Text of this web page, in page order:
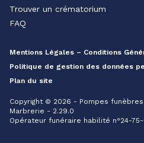
Trouver un crématorium
FAQ
Mentions Légales – Conditions
Politique de gestion des données
Plan du site
Copyright © 2026 - Pompes
Marbrerie - 2.29.0
Opérateur funéraire habilité n°24-